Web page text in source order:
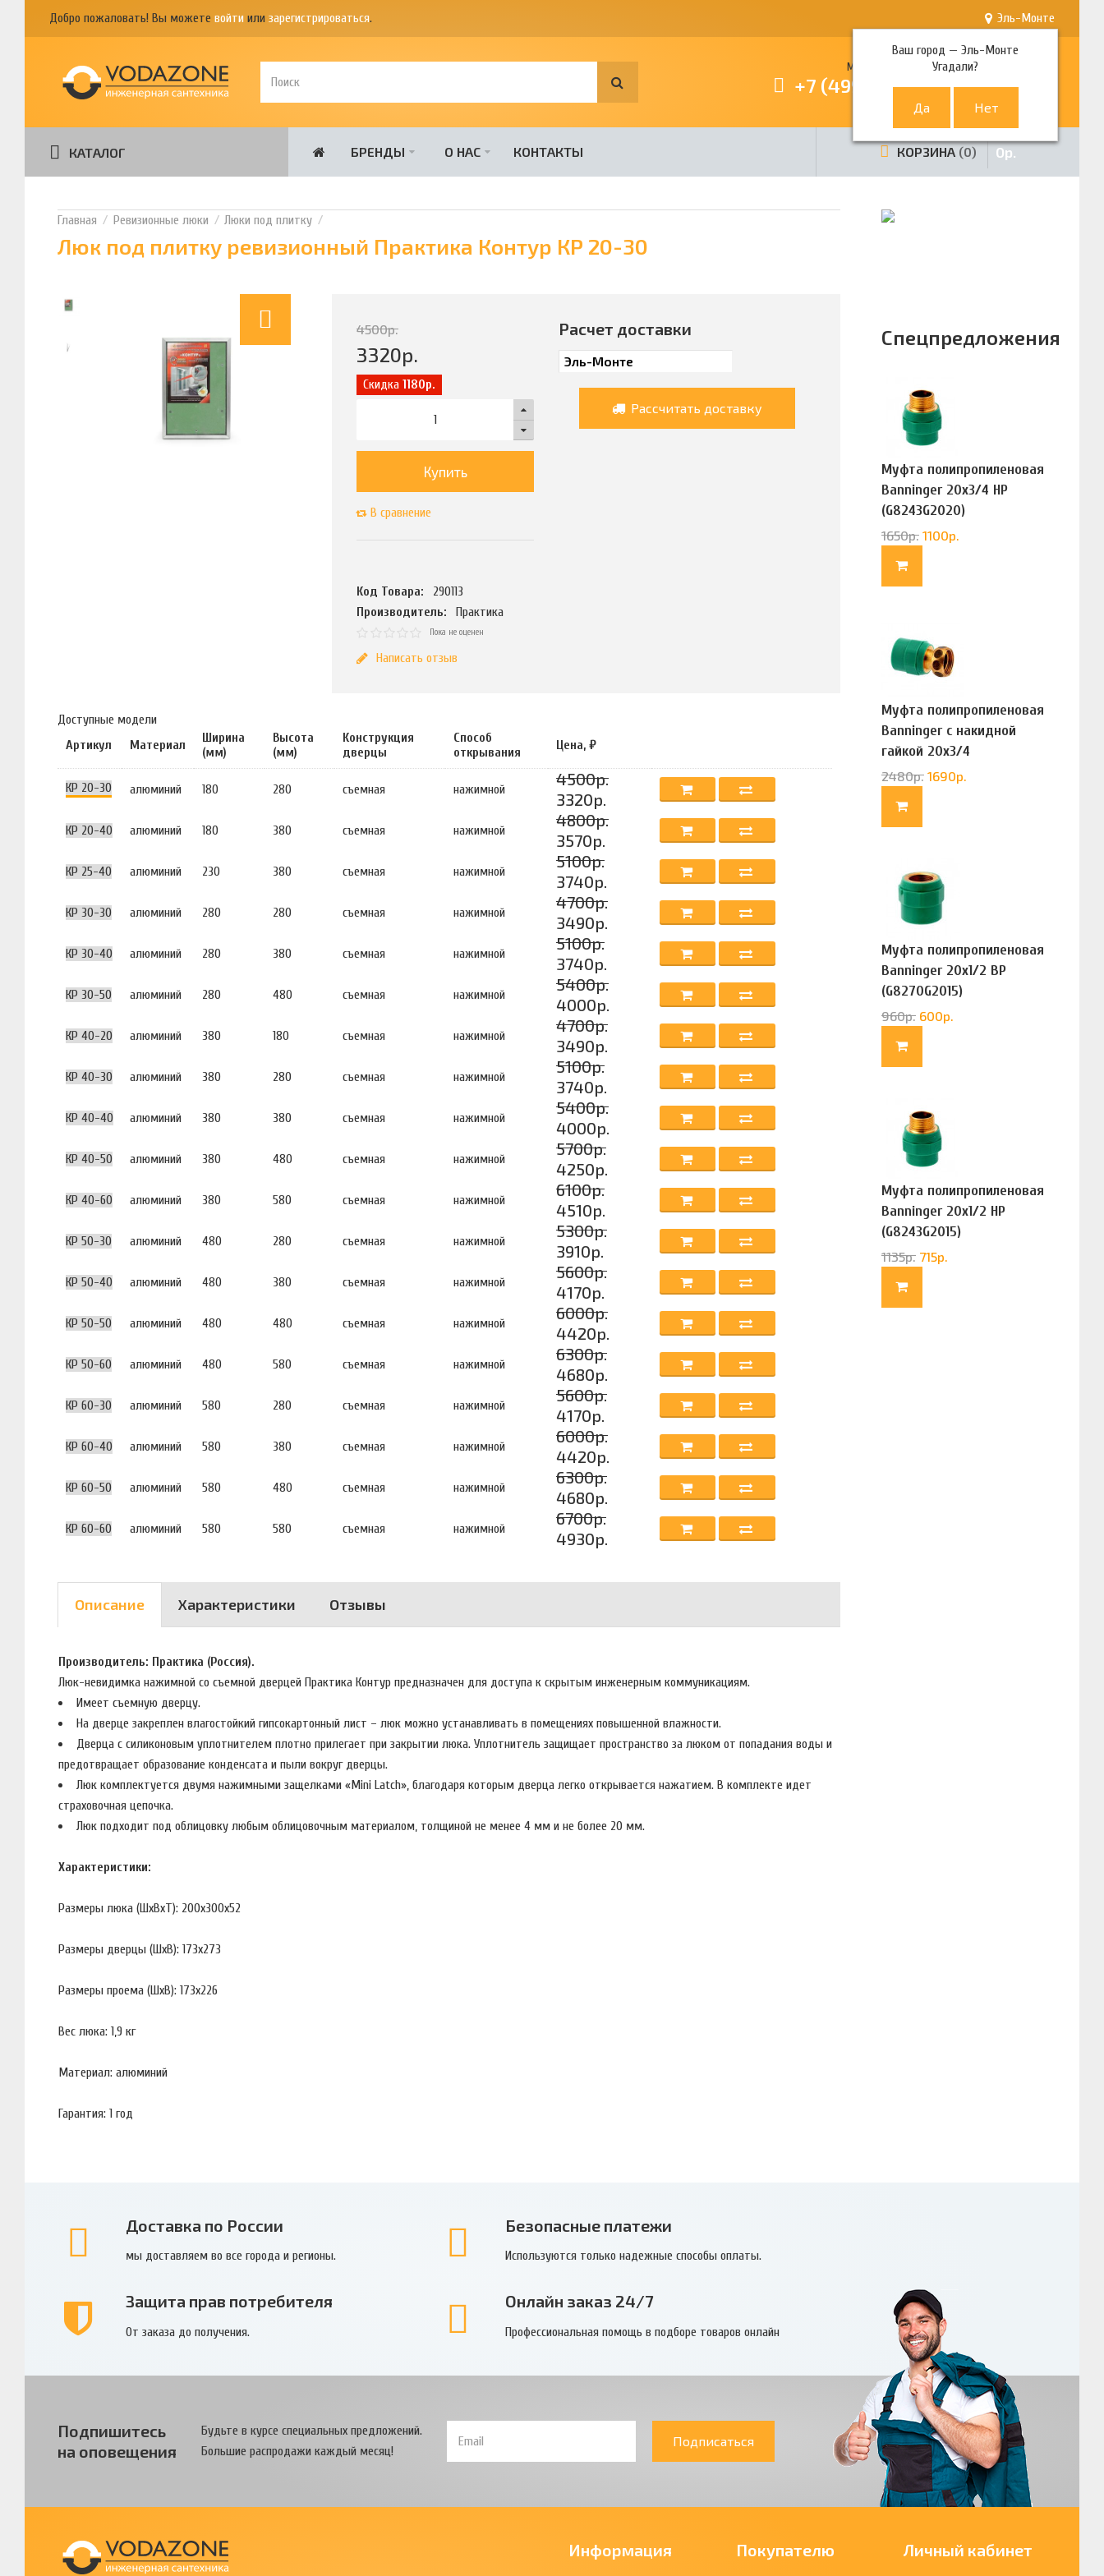
Добро пожаловать! Вы можете войти или зарегистрироваться. Эль-Монте
Ваш город —Эль-Монте
Угадали?
Многоканальный телефон
+7 (499) 380-80-80
КАТАЛОГ БРЕНДЫ О НАС КОНТАКТЫ КОРЗИНА 0 0р.
Ревизионные люки Люки под плитку
Люк под плитку ревизионный Практика Контур КР 20-30
4500р.
3320р.
Скидка1180р.
Купить
В сравнение
Код Товара:
290113
Производитель:
Практика
Пока не оценен
Написать отзыв
Расчет доставки
Рассчитать доставку
Доступные модели
Артикул
Материал
Ширина
(мм)
Высота
(мм)
Конструкция
дверцы
Способ
открывания
Цена, ₽
КР 20-30 алюминий 180 280 съемная нажимной
4500р.
3320р.
КР 20-40 алюминий 180 380 съемная нажимной
4800р.
3570р.
КР 25-40 алюминий 230 380 съемная нажимной
5100р.
3740р.
КР 30-30 алюминий 280 280 съемная нажимной
4700р.
3490р.
КР 30-40 алюминий 280 380 съемная нажимной
5100р.
3740р.
КР 30-50 алюминий 280 480 съемная нажимной
5400р.
4000р.
КР 40-20 алюминий 380 180 съемная нажимной
4700р.
3490р.
КР 40-30 алюминий 380 280 съемная нажимной
5100р.
3740р.
КР 40-40 алюминий 380 380 съемная нажимной
5400р.
4000р.
КР 40-50 алюминий 380 480 съемная нажимной
5700р.
4250р.
КР 40-60 алюминий 380 580 съемная нажимной
6100р.
4510р.
КР 50-30 алюминий 480 280 съемная нажимной
5300р.
3910р.
КР 50-40 алюминий 480 380 съемная нажимной
5600р.
4170р.
КР 50-50 алюминий 480 480 съемная нажимной
6000р.
4420р.
КР 50-60 алюминий 480 580 съемная нажимной
6300р.
4680р.
КР 60-30 алюминий 580 280 съемная нажимной
5600р.
4170р.
КР 60-40 алюминий 580 380 съемная нажимной
6000р.
4420р.
КР 60-50 алюминий 580 480 съемная нажимной
6300р.
4680р.
КР 60-60 алюминий 580 580 съемная нажимной
6700р.
4930р.
Описание Характеристики Отзывы
Производитель: Практика (Россия).
Люк-невидимка нажимной со съемной дверцей Практика Контур предназначен для доступа к скрытым инженерным коммуникациям.
Имеет съемную дверцу.
На дверце закреплен влагостойкий гипсокартонный лист – люк можно устанавливать в помещениях повышенной влажности.
Дверца с силиконовым уплотнителем плотно прилегает при закрытии люка. Уплотнитель защищает пространство за люком от попадания воды и
предотвращает образование конденсата и пыли вокруг дверцы.
Люк комплектуется двумя нажимными защелками «Mini Latch», благодаря которым дверца легко открывается нажатием. В комплекте идет
страховочная цепочка.
Люк подходит под облицовку любым облицовочным материалом, толщиной не менее 4 мм и не более 20 мм.
Характеристики:
Размеры люка (ШхВхТ): 200х300х52
Размеры дверцы (ШхВ): 173х273
Размеры проема (ШхВ): 173х226
Вес люка: 1,9 кг
Материал: алюминий
Гарантия: 1 год
Спецпредложения
Муфта полипропиленовая
Banninger 20х3/4 НР
(G8243G2020)
1650р. 1100р.
Муфта полипропиленовая
Banninger с накидной
гайкой 20х3/4
(G83322020)
2480р. 1690р.
Муфта полипропиленовая
Banninger 20х1/2 ВР
(G8270G2015)
960р. 600р.
Муфта полипропиленовая
Banninger 20х1/2 НР
(G8243G2015)
1135р. 715р.
Доставка по России
мы доставляем во все города и регионы.
Безопасные платежи
Используются только надежные способы оплаты.
Защита прав потребителя
От заказа до получения.
Онлайн заказ 24/7
Профессиональная помощь в подборе товаров онлайн
Подпишитесь
на оповещения
Будьте в курсе специальных предложений.
Большие распродажи каждый месяц!
Подписаться
Информация Покупателю Личный кабинет